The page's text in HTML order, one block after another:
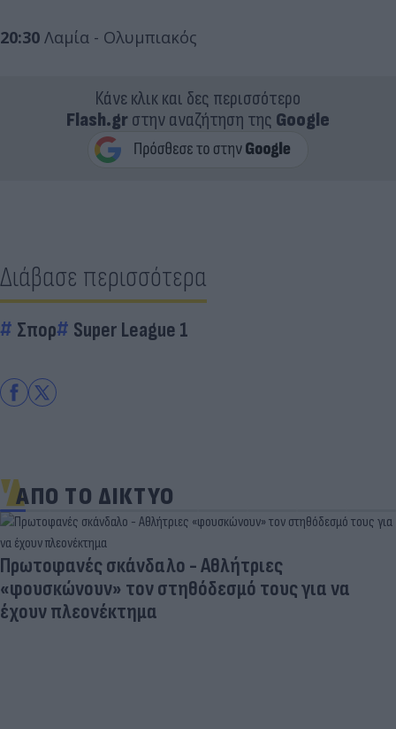
20:30 Λαμία - Ολυμπιακός
Κάνε κλικ και δες περισσότερο
Flash.grστην αναζήτηση της Google
Διάβασε περισσότερα
Σπορ Super League 1
ΑΠΟ ΤΟ ΔΙΚΤΥΟ
Πρωτοφανές σκάνδαλο - Aθλήτριες
«φουσκώνουν» τον στηθόδεσμό τους για να
έχουν πλεονέκτημα